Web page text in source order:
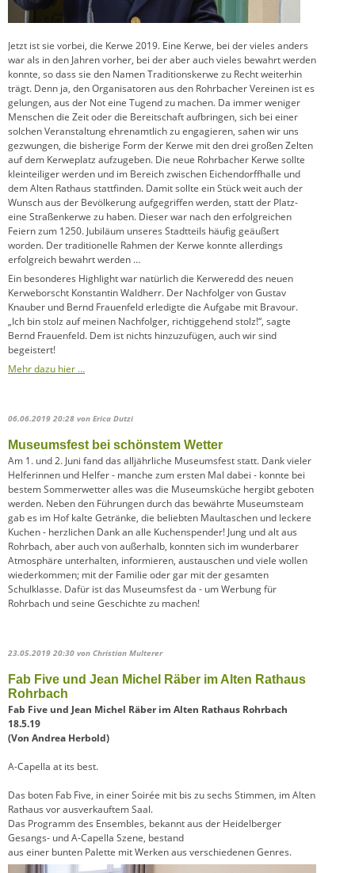
Jetzt ist sie vorbei, die Kerwe 2019. Eine Kerwe, bei der vieles anders
war als in den Jahren vorher, bei der aber auch vieles bewahrt werden
konnte, so dass sie den Namen Traditionskerwe zu Recht weiterhin
trägt. Denn ja, den Organisatoren aus den Rohrbacher Vereinen ist es
gelungen, aus der Not eine Tugend zu machen. Da immer weniger
Menschen die Zeit oder die Bereitschaft aufbringen, sich bei einer
solchen Veranstaltung ehrenamtlich zu engagieren, sahen wir uns
gezwungen, die bisherige Form der Kerwe mit den drei großen Zelten
auf dem Kerweplatz aufzugeben. Die neue Rohrbacher Kerwe sollte
kleinteiliger werden und im Bereich zwischen Eichendorffhalle und
dem Alten Rathaus stattfinden. Damit sollte ein Stück weit auch der
Wunsch aus der Bevölkerung aufgegriffen werden, statt der Platz-
eine Straßenkerwe zu haben. Dieser war nach den erfolgreichen
Feiern zum 1250. Jubiläum unseres Stadtteils häufig geäußert
worden. Der traditionelle Rahmen der Kerwe konnte allerdings
erfolgreich bewahrt werden …
Ein besonderes Highlight war natürlich die Kerweredd des neuen
Kerweborscht Konstantin Waldherr. Der Nachfolger von Gustav
Knauber und Bernd Frauenfeld erledigte die Aufgabe mit Bravour.
„Ich bin stolz auf meinen Nachfolger, richtiggehend stolz!“, sagte
Bernd Frauenfeld. Dem ist nichts hinzuzufügen, auch wir sind
begeistert!
Mehr dazu hier …
06.06.2019 20:28 von Erica Dutzi
Museumsfest bei schönstem Wetter
Am 1. und 2. Juni fand das alljährliche Museumsfest statt. Dank vieler
Helferinnen und Helfer - manche zum ersten Mal dabei - konnte bei
bestem Sommerwetter alles was die Museumsküche hergibt geboten
werden. Neben den Führungen durch das bewährte Museumsteam
gab es im Hof kalte Getränke, die beliebten Maultaschen und leckere
Kuchen - herzlichen Dank an alle Kuchenspender! Jung und alt aus
Rohrbach, aber auch von außerhalb, konnten sich im wunderbarer
Atmosphäre unterhalten, informieren, austauschen und viele wollen
wiederkommen; mit der Familie oder gar mit der gesamten
Schulklasse. Dafür ist das Museumsfest da - um Werbung für
Rohrbach und seine Geschichte zu machen!
23.05.2019 20:30 von Christian Multerer
Fab Five und Jean Michel Räber im Alten Rathaus
Rohrbach
Fab Five und Jean Michel Räber im Alten Rathaus Rohrbach
18.5.19
(Von Andrea Herbold)
A-Capella at its best.
Das boten Fab Five, in einer Soirée mit bis zu sechs Stimmen, im Alten
Rathaus vor ausverkauftem Saal.
Das Programm des Ensembles, bekannt aus der Heidelberger
Gesangs- und A-Capella Szene, bestand
aus einer bunten Palette mit Werken aus verschiedenen Genres.